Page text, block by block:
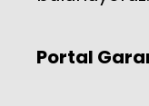
Portal